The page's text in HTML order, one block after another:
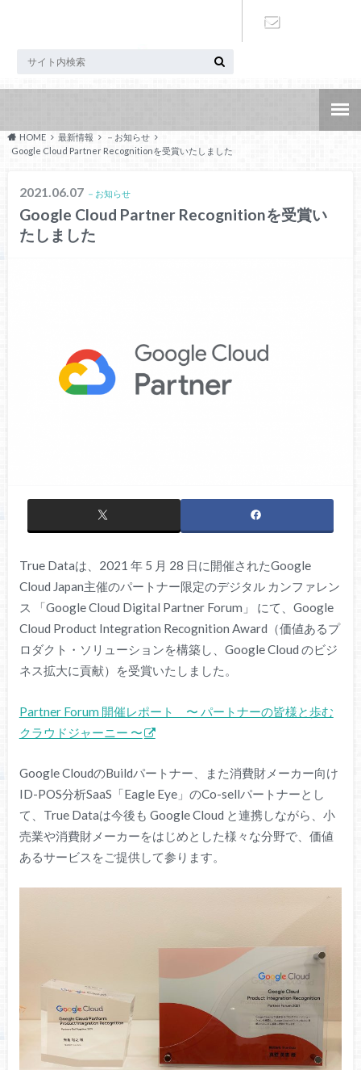
HOME 最新情報
－お知らせ
Google Cloud Partner Recognitionを受賞いたしました
2021.06.07 －お知らせ
Google Cloud Partner Recognitionを受賞い
たしました
True Dataは、2021 年 5 月 28 日に開催されたGoogle
Cloud Japan主催のパートナー限定のデジタル カンファレン
ス 「Google Cloud Digital Partner Forum」 にて、Google
Cloud Product Integration Recognition Award（価値あるプ
ロダクト・ソリューションを構築し、Google Cloud のビジ
ネス拡大に貢献）を受賞いたしました。
Partner Forum 開催レポート 〜 パートナーの皆様と歩む
クラウドジャーニー 〜
Google CloudのBuildパートナー、また消費財メーカー向け
ID-POS分析SaaS「Eagle Eye」のCo-sellパートナーとし
て、True Dataは今後も Google Cloud と連携しながら、小
売業や消費財メーカーをはじめとした様々な分野で、価値
あるサービスをご提供して参ります。